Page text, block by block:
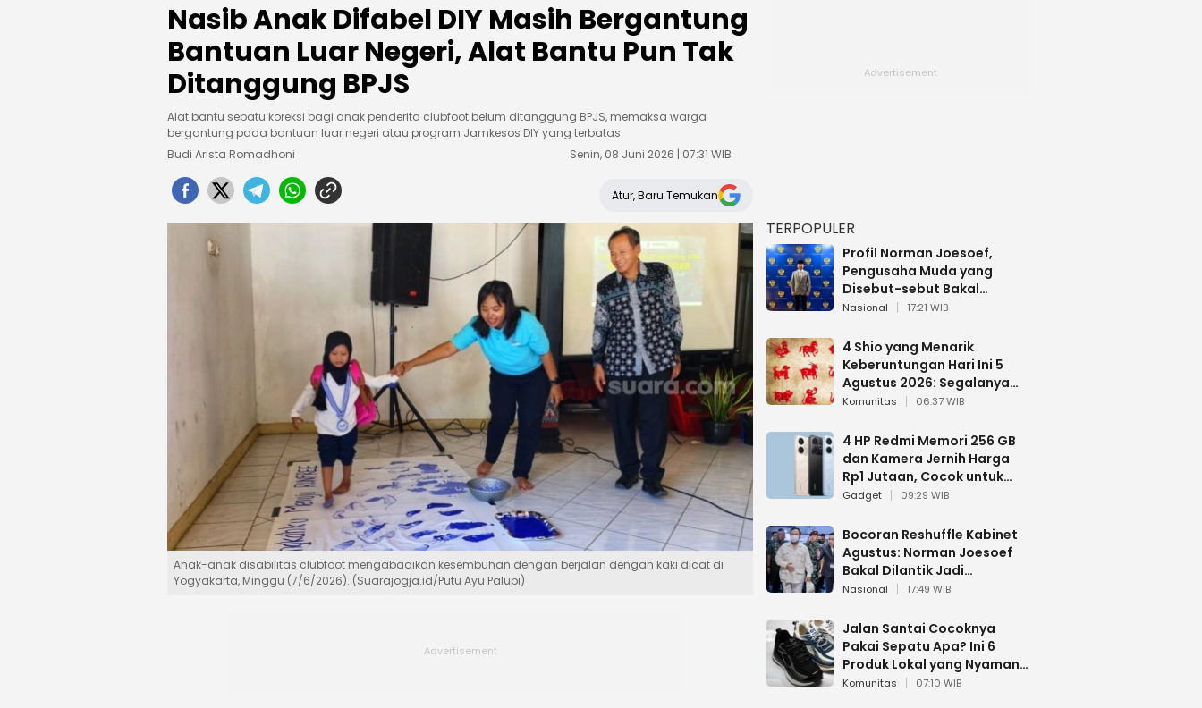
Nasib Anak Difabel DIY Masih Bergantung
Bantuan Luar Negeri, Alat Bantu Pun Tak
Ditanggung BPJS
Alat bantu sepatu koreksi bagi anak penderita clubfoot belum ditanggung BPJS, memaksa warga
bergantung pada bantuan luar negeri atau program Jamkesos DIY yang terbatas.
Budi Arista Romadhoni
Senin, 08 Juni 2026 | 07:31 WIB
Atur, Baru Temukan
Anak-anak disabilitas clubfoot mengabadikan kesembuhan dengan berjalan dengan kaki dicat di
Yogyakarta, Minggu (7/6/2026). (Suarajogja.id/Putu Ayu Palupi)
TERPOPULER
Profil Norman Joesoef,
Pengusaha Muda yang
Disebut-sebut Bakal
Dilantik Jadi Wamenhan RI
Nasional 17:21 WIB
4 Shio yang Menarik
Keberuntungan Hari Ini 5
Agustus 2026: Segalanya
Berjalan Lancar
Komunitas 06:37 WIB
4 HP Redmi Memori 256 GB
dan Kamera Jernih Harga
Rp1 Jutaan, Cocok untuk
Multitasking
Gadget 09:29 WIB
Bocoran Reshuffle Kabinet
Agustus: Norman Joesoef
Bakal Dilantik Jadi
Wamenhan RI
Nasional 17:49 WIB
Jalan Santai Cocoknya
Pakai Sepatu Apa? Ini 6
Produk Lokal yang Nyaman
Buat 17 Agustusan
Komunitas 07:10 WIB